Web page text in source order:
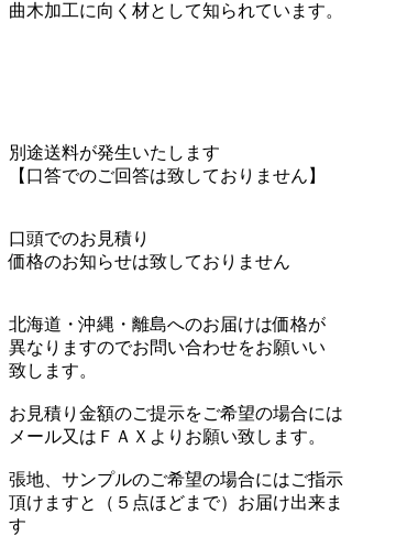
曲木加工に向く材として知られています。
別途送料が発生いたします
【口答でのご回答は致しておりません】
口頭でのお見積り
価格のお知らせは致しておりません
北海道・沖縄・離島へのお届けは価格が
異なりますのでお問い合わせをお願いい
致します。
お見積り金額のご提示をご希望の場合には
メール又はＦＡＸよりお願い致します。
張地、サンプルのご希望の場合にはご指示
頂けますと（５点ほどまで）お届け出来ま
す